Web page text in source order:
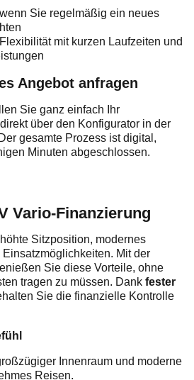
Sie regelmäßig ein neues
mit kurzen Laufzeiten und
Angebot anfragen
Sie ganz einfach Ihr
über den Konfigurator in der
gesamte Prozess ist digital,
Minuten abgeschlossen.
Vario-Finanzierung
Sitzposition, modernes
Mit der
Sie diese Vorteile, ohne
tragen zu müssen. Dank fester
Sie die finanzielle Kontrolle
Innenraum und moderne
Reisen.